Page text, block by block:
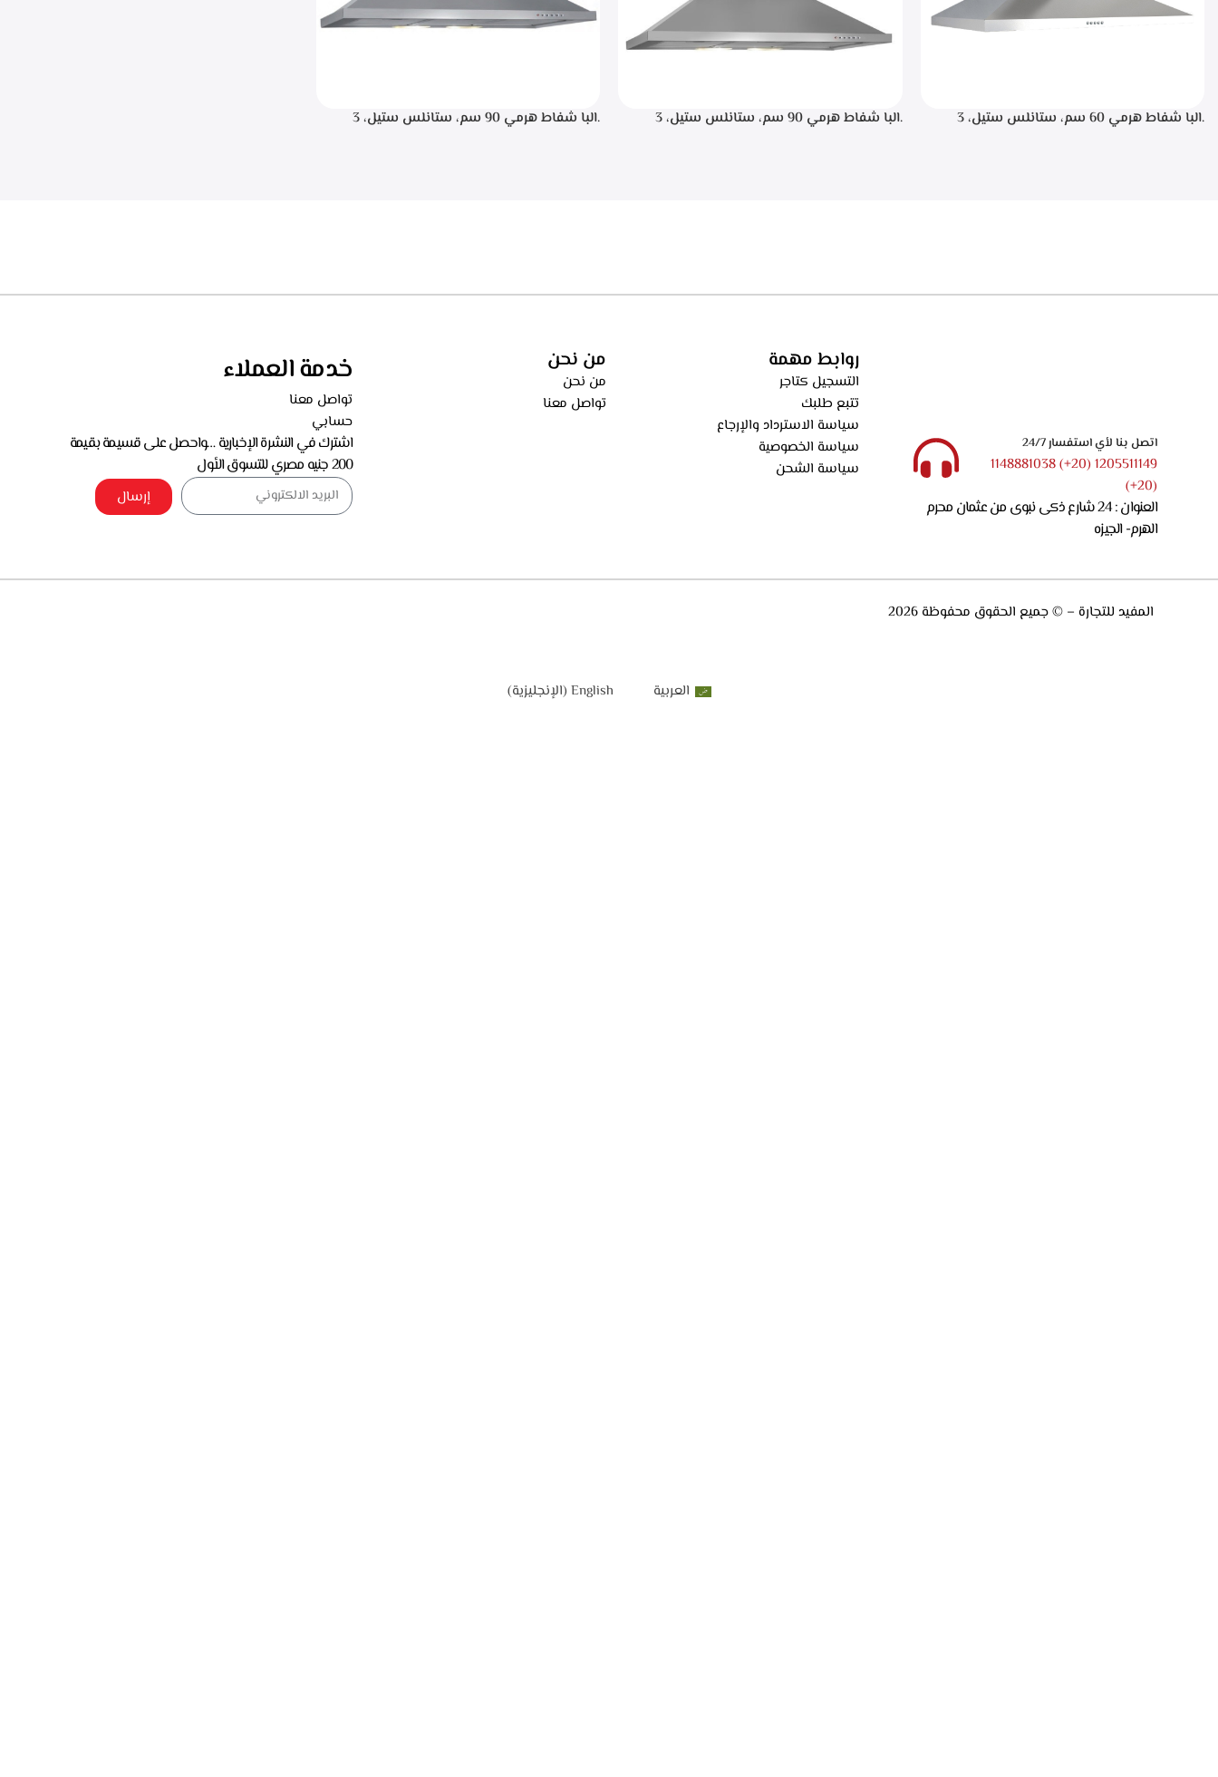
.البا شفاط هرمي 60 سم، ستانلس ستيل، 3
.البا شفاط هرمي 90 سم، ستانلس ستيل، 3
.البا شفاط هرمي 90 سم، ستانلس ستيل، 3
اتصل بنا لأي استفسار 24/7
1205511149 (20+) 1148881038
(20+)
العنوان : 24 شارع ذكى نبوى من عثمان محرم
الهرم- الجيزه
روابط مهمة
التسجيل كتاجر
تتبع طلبك
سياسة الاسترداد والإرجاع
سياسة الخصوصية
سياسة الشحن
من نحن
من نحن
تواصل معنا
خدمة العملاء
تواصل معنا
حسابي
اشترك في النشرة الإخبارية …واحصل على قسيمة بقيمة
200 جنيه مصري للتسوق الأول
إرسال
المفيد للتجارة – © جميع الحقوق محفوظة 2026
العربية English
(الإنجليزية)